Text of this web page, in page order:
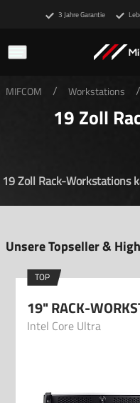
3 Jahre Garantie
MIFCOM / Workstations /
19 Zoll
19 Zoll Rack-Workstations
Unsere Topseller &
TOP
19" RACK-
Intel Core Ultra